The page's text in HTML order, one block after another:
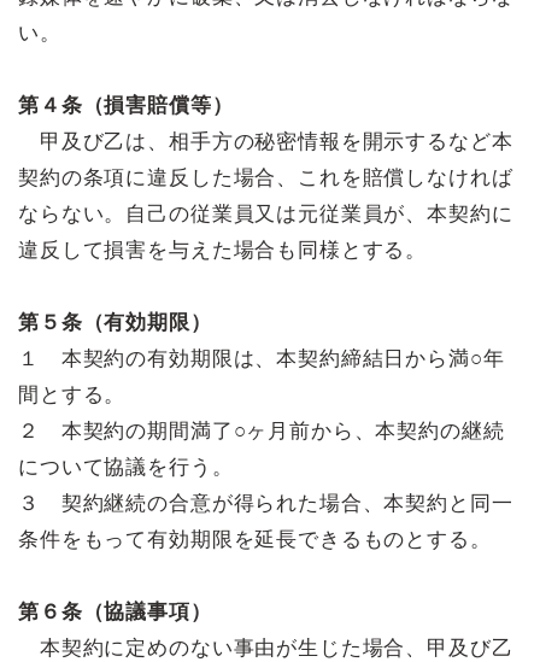
い。
第４条（損害賠償等）
甲及び乙は、相手方の秘密情報を開示するなど本
契約の条項に違反した場合、これを賠償しなければ
ならない。自己の従業員又は元従業員が、本契約に
違反して損害を与えた場合も同様とする。
第５条（有効期限）
１ 本契約の有効期限は、本契約締結日から満○年
間とする。
２ 本契約の期間満了○ヶ月前から、本契約の継続
について協議を行う。
３ 契約継続の合意が得られた場合、本契約と同一
条件をもって有効期限を延長できるものとする。
第６条（協議事項）
本契約に定めのない事由が生じた場合、甲及び乙